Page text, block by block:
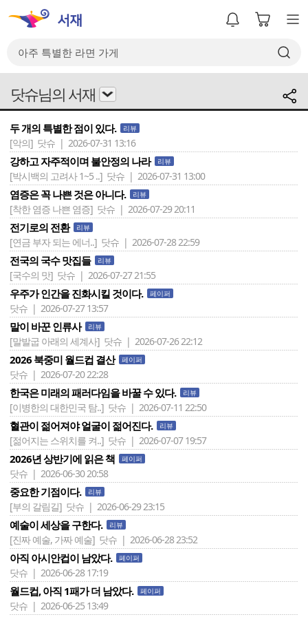
닷슈님의 서재
두 개의 특별한 점이 있다. 리뷰
[악의] 닷슈 | 2026-07-31 13:16
강하고 자주적이며 불안정의 나라 리뷰
[박시백의 고려사 1~5 ..] 닷슈 | 2026-07-31 13:00
염증은 꼭 나쁜 것은 아니다. 리뷰
[착한 염증 나쁜 염증] 닷슈 | 2026-07-29 20:11
전기로의 전환 리뷰
[연금 부자 되는 에너..] 닷슈 | 2026-07-28 22:59
전국의 국수 맛집들 리뷰
[국수의 맛] 닷슈 | 2026-07-27 21:55
우주가 인간을 진화시킬 것이다. 페이퍼
닷슈 | 2026-07-27 13:57
말이 바꾼 인류사 리뷰
[말발굽 아래의 세계사] 닷슈 | 2026-07-26 22:12
2026 북중미 월드컵 결산 페이퍼
닷슈 | 2026-07-20 22:28
한국은 미래의 패러다임을 바꿀 수 있다. 리뷰
[이병한의 대한민국 탐..] 닷슈 | 2026-07-11 22:50
혈관이 젊어져야 얼굴이 젊어진다. 리뷰
[젊어지는 스위치를 켜..] 닷슈 | 2026-07-07 19:57
2026년 상반기에 읽은 책 페이퍼
닷슈 | 2026-06-30 20:58
중요한 기점이다. 리뷰
[부의 갈림길] 닷슈 | 2026-06-29 23:15
예술이 세상을 구한다. 리뷰
[진짜 예술, 가짜 예술] 닷슈 | 2026-06-28 23:52
아직 아시안컵이 남았다. 페이퍼
닷슈 | 2026-06-28 17:19
월드컵, 아직 1패가 더 남았다. 페이퍼
닷슈 | 2026-06-25 13:49